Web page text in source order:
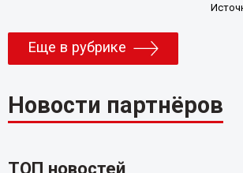
Еще в рубрике
Новости партнёров
ТОП новостей